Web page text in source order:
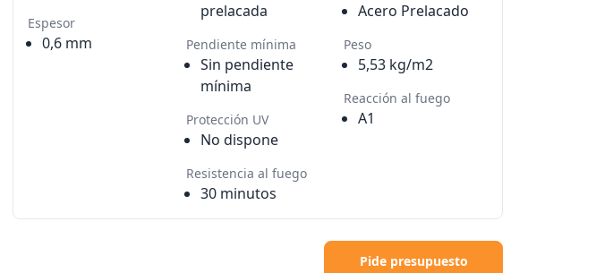
Espesor
0,6 mm
prelacada
Pendiente mínima
Sin pendiente
mínima
Protección UV
No dispone
Resistencia al fuego
30 minutos
Acero Prelacado
Peso
5,53 kg/m2
Reacción al fuego
A1
Pide presupuesto